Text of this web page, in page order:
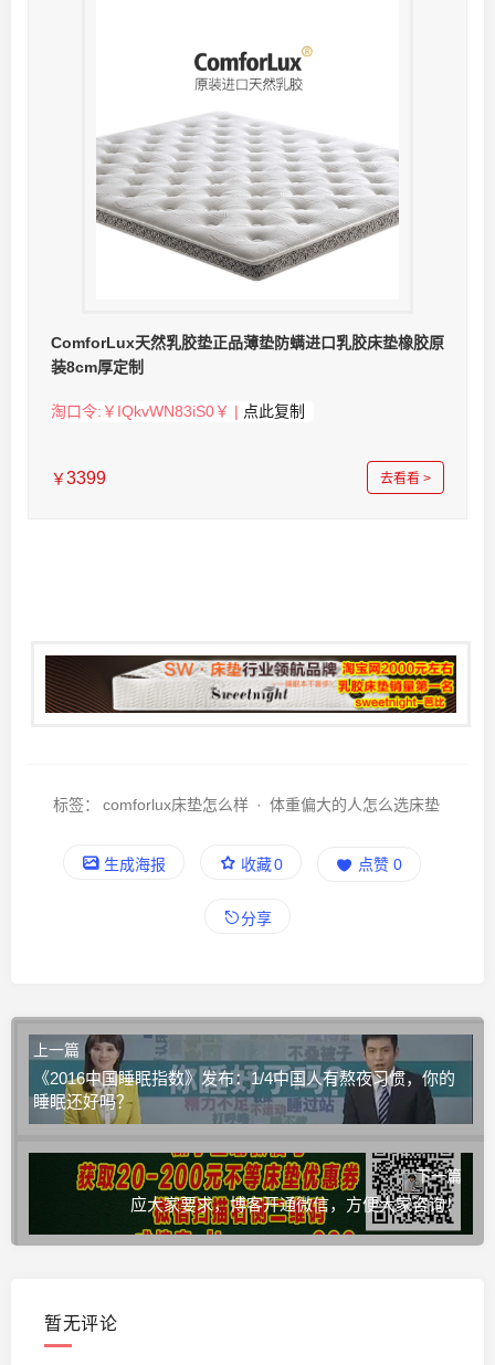
ComforLux天然乳胶垫正品薄垫防螨进口乳胶床垫橡胶原
装8cm厚定制
淘口令:￥IQkvWN83iS0￥ | 点此复制
￥3399 去看看 >
标签： comforlux床垫怎么样 · 体重偏大的人怎么选床垫
生成海报 收藏0 点赞 0
分享
上一篇
《2016中国睡眠指数》发布：1/4中国人有熬夜习惯，你的
睡眠还好吗？
下一篇
应大家要求，博客开通微信，方便大家咨询！
暂无评论